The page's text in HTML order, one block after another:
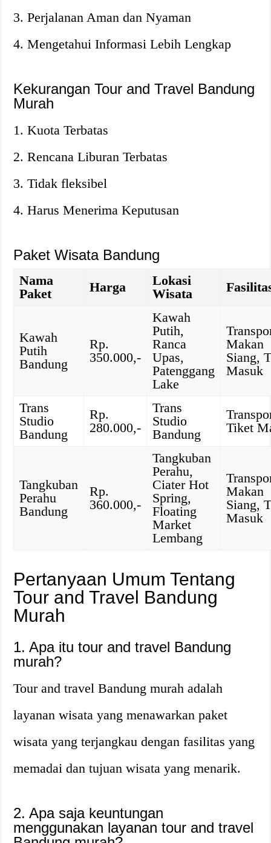
3. Perjalanan Aman dan Nyaman
4. Mengetahui Informasi Lebih Lengkap
Kekurangan Tour and Travel Bandung
Murah
1. Kuota Terbatas
2. Rencana Liburan Terbatas
3. Tidak fleksibel
4. Harus Menerima Keputusan
Paket Wisata Bandung
Nama
Paket
Harga
Lokasi
Wisata
Kawah
Putih
Bandung
Rp.
350.000,-
Kawah
Putih,
Ranca
Upas,
Patenggang
Lake
Makan
Siang,
Masuk
Trans
Studio
Bandung
Rp.
280.000,-
Trans
Studio
Bandung
Tiket
Tangkuban
Perahu
Bandung
Rp.
360.000,-
Tangkuban
Perahu,
Ciater Hot
Spring,
Floating
Market
Lembang
Makan
Siang,
Masuk
Pertanyaan Umum Tentang
Tour and Travel Bandung
Murah
1. Apa itu tour and travel Bandung
murah?
Tour and travel Bandung murah adalah
layanan wisata yang menawarkan paket
wisata yang terjangkau dengan fasilitas yang
memadai dan tujuan wisata yang menarik.
2. Apa saja keuntungan
menggunakan layanan tour and travel